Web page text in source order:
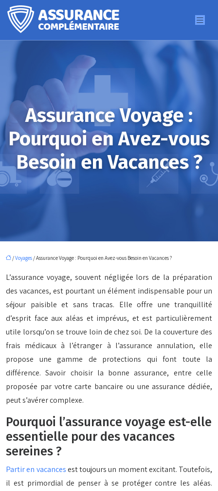
Assurance Voyage :
Pourquoi en Avez-vous
Besoin en Vacances ?
/Voyages / Assurance Voyage : Pourquoi en Avez-vous Besoin en Vacances ?
L’assurance voyage, souvent négligée lors de la préparation
des vacances, est pourtant un élément indispensable pour un
séjour paisible et sans tracas. Elle offre une tranquillité
d’esprit face aux aléas et imprévus, et est particulièrement
utile lorsqu’on se trouve loin de chez soi. De la couverture des
frais médicaux à l’étranger à l’assurance annulation, elle
propose une gamme de protections qui font toute la
différence. Savoir choisir la bonne assurance, entre celle
proposée par votre carte bancaire ou une assurance dédiée,
peut s’avérer complexe.
Pourquoi l’assurance voyage est-elle
essentielle pour des vacances
sereines ?
Partir en vacancesest toujours un moment excitant. Toutefois,
il est primordial de penser à se protéger contre les aléas.